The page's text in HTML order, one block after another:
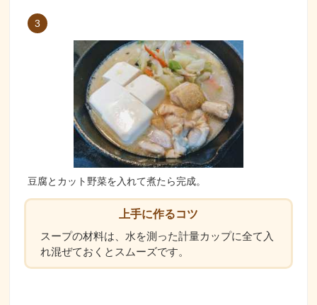
3
豆腐とカット野菜を入れて煮たら完成。
上手に作るコツ
スープの材料は、水を測った計量カップに全て入
れ混ぜておくとスムーズです。